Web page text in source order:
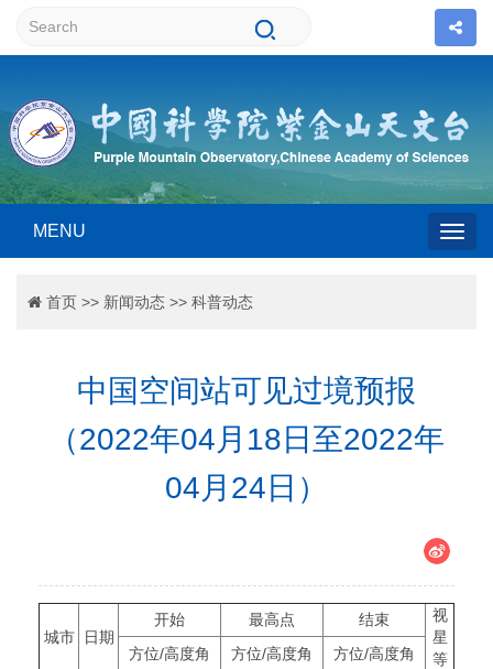
MENU
首页 >> 新闻动态 >> 科普动态
中国空间站可见过境预报
（2022年04月18日至2022年
04月24日）
城市 日期
开始 最高点 结束
视
星
等
方位/高度角 方位/高度角 方位/高度角